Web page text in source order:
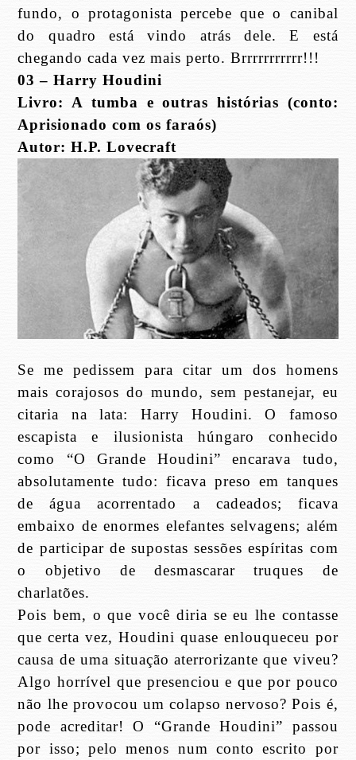
fundo, o protagonista percebe que o canibal
do quadro está vindo atrás dele. E está
chegando cada vez mais perto. Brrrrrrrrrrr!!!
03 – Harry Houdini
Livro: A tumba e outras histórias (conto:
Aprisionado com os faraós)
Autor: H.P. Lovecraft
Se me pedissem para citar um dos homens
mais corajosos do mundo, sem pestanejar, eu
citaria na lata: Harry Houdini. O famoso
escapista e ilusionista húngaro conhecido
como “O Grande Houdini” encarava tudo,
absolutamente tudo: ficava preso em tanques
de água acorrentado a cadeados; ficava
embaixo de enormes elefantes selvagens; além
de participar de supostas sessões espíritas com
o objetivo de desmascarar truques de
charlatões.
Pois bem, o que você diria se eu lhe contasse
que certa vez, Houdini quase enlouqueceu por
causa de uma situação aterrorizante que viveu?
Algo horrível que presenciou e que por pouco
não lhe provocou um colapso nervoso? Pois é,
pode acreditar! O “Grande Houdini” passou
por isso; pelo menos num conto escrito por